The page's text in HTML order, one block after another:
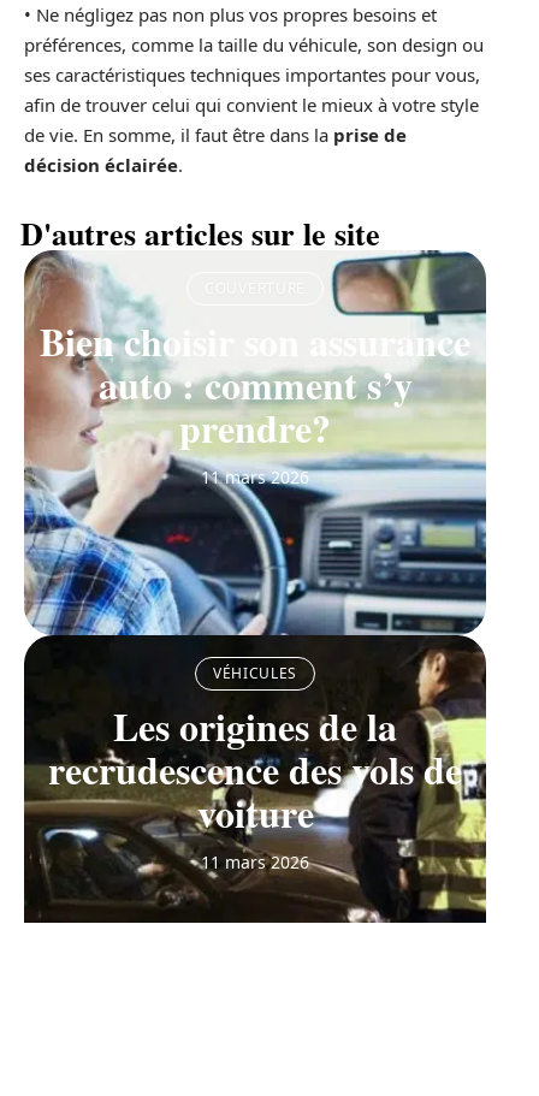
• Ne négligez pas non plus vos propres besoins et
préférences, comme la taille du véhicule, son design ou
ses caractéristiques techniques importantes pour vous,
afin de trouver celui qui convient le mieux à votre style
de vie. En somme, il faut être dans la prise de
décision éclairée.
D'autres articles sur le site
Bien choisir son assurance
auto : comment s’y
prendre?
11 mars 2026
VÉHICULES
Les origines de la
recrudescence des vols de
voiture
11 mars 2026